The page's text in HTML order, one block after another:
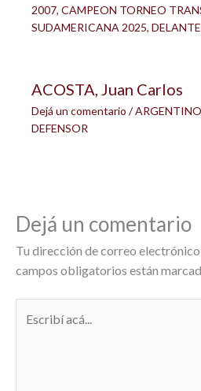
2007, CAMPEON TORNEO
SUDAMERICANA 2025,
ACOSTA, Juan Carlos
Dejá un comentario /ARGENTINO
DEFENSOR
Dejá un comentario
Tu dirección de correo
campos obligatorios están
acá...